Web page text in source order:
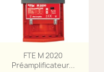
Aperçu rapide
FTE M 2020
Préamplificateur...